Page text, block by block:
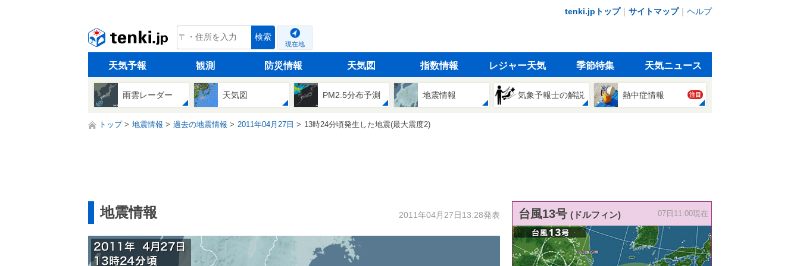
tenki.jpトップ｜ サイトマップ｜ ヘルプ
tenki.jp 検索
現在地
天気予報 観測 防災情報 天気図 指数情報 レジャー天気 季節特集 天気ニュース
雨雲レーダー 天気図 PM2.5分布予測 地震情報 気象予報士の解説 熱中症情報 注目
トップ 地震情報 過去の地震情報 2011年04月27日 13時24分頃発生した地震(最大震度2)
地震情報 2011年04月27日13:28発表 台風13号 (ドルフィン) 07日11:00現在